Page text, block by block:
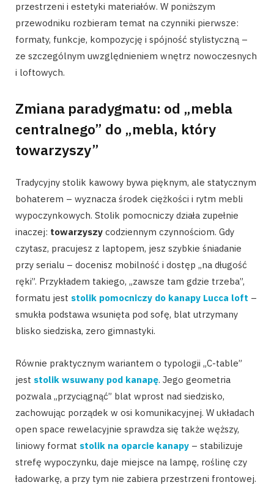
przestrzeni i estetyki materiałów. W poniższym
przewodniku rozbieram temat na czynniki pierwsze:
formaty, funkcje, kompozycję i spójność stylistyczną –
ze szczególnym uwzględnieniem wnętrz nowoczesnych
i loftowych.
Zmiana paradygmatu: od „mebla
centralnego” do „mebla, który
towarzyszy”
Tradycyjny stolik kawowy bywa pięknym, ale statycznym
bohaterem – wyznacza środek ciężkości i rytm mebli
wypoczynkowych. Stolik pomocniczy działa zupełnie
inaczej: towarzyszy codziennym czynnościom. Gdy
czytasz, pracujesz z laptopem, jesz szybkie śniadanie
przy serialu – docenisz mobilność i dostęp „na długość
ręki”. Przykładem takiego, „zawsze tam gdzie trzeba”,
formatu jest stolik pomocniczy do kanapy Lucca loft –
smukła podstawa wsunięta pod sofę, blat utrzymany
blisko siedziska, zero gimnastyki.
Równie praktycznym wariantem o typologii „C-table”
jest stolik wsuwany pod kanapę. Jego geometria
pozwala „przyciągnąć” blat wprost nad siedzisko,
zachowując porządek w osi komunikacyjnej. W układach
open space rewelacyjnie sprawdza się także węższy,
liniowy format stolik na oparcie kanapy – stabilizuje
strefę wypoczynku, daje miejsce na lampę, roślinę czy
ładowarkę, a przy tym nie zabiera przestrzeni frontowej.